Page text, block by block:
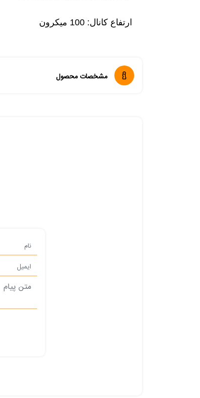
ارتفاع کانال: 100 میکرون
مشخصات محصول